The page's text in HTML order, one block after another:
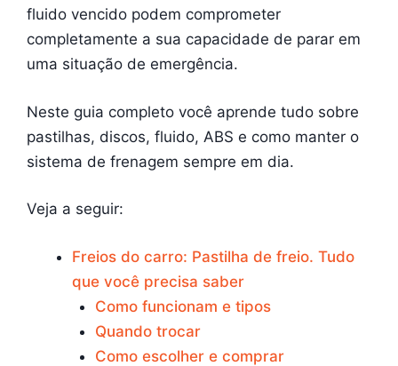
fluido vencido podem comprometer
completamente a sua capacidade de parar em
uma situação de emergência.
Neste guia completo você aprende tudo sobre
pastilhas, discos, fluido, ABS e como manter o
sistema de frenagem sempre em dia.
Veja a seguir:
Freios do carro: Pastilha de freio. Tudo
que você precisa saber
Como funcionam e tipos
Quando trocar
Como escolher e comprar